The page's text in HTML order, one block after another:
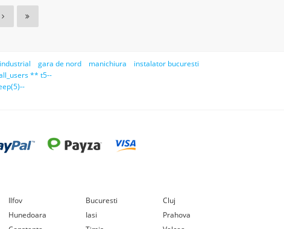
industrial gara de nord manichiura
instalator bucuresti
** t5--
Ilfov Bucuresti
Cluj
Hunedoara
Iasi
Prahova